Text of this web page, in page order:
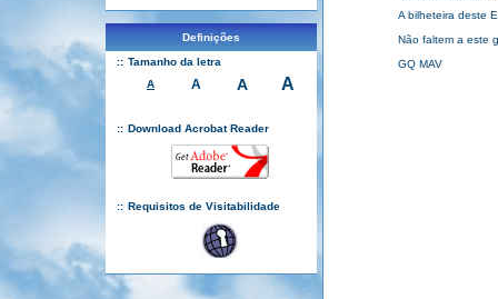
Definições
:: Tamanho da letra
A
A A A
:: Download Acrobat Reader
:: Requisitos de Visitabilidade
A bilheteira deste
Não faltem a este
GQ MAV